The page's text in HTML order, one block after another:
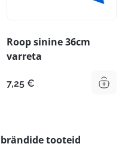
Roop sinine 36cm
varreta
7,25 €
tooteid